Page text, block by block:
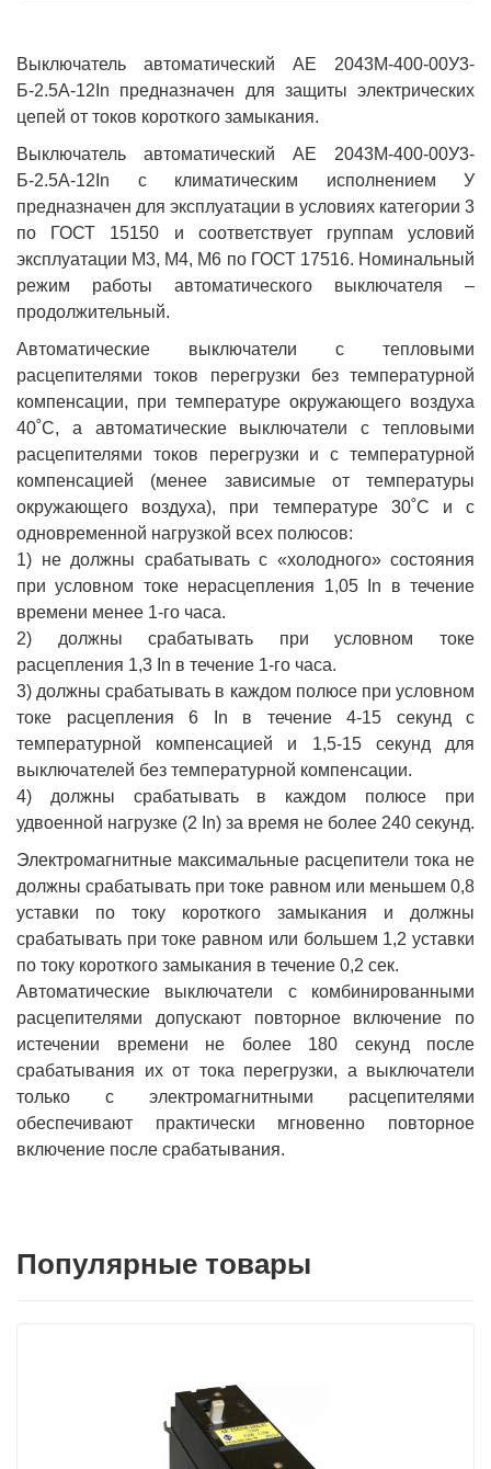
Выключатель автоматический АЕ 2043М-400-00У3-
Б-2.5А-12In предназначен для защиты электрических
цепей от токов короткого замыкания.
Выключатель автоматический АЕ 2043М-400-00У3-
Б-2.5А-12In с климатическим исполнением У
предназначен для эксплуатации в условиях категории 3
по ГОСТ 15150 и соответствует группам условий
эксплуатации М3, М4, М6 по ГОСТ 17516. Номинальный
режим работы автоматического выключателя –
продолжительный.
Автоматические выключатели с тепловыми
расцепителями токов перегрузки без температурной
компенсации, при температуре окружающего воздуха
40˚С, а автоматические выключатели с тепловыми
расцепителями токов перегрузки и с температурной
компенсацией (менее зависимые от температуры
окружающего воздуха), при температуре 30˚С и с
одновременной нагрузкой всех полюсов:
1) не должны срабатывать с «холодного» состояния
при условном токе нерасцепления 1,05 In в течение
времени менее 1-го часа.
2) должны срабатывать при условном токе
расцепления 1,3 In в течение 1-го часа.
3) должны срабатывать в каждом полюсе при условном
токе расцепления 6 In в течение 4-15 секунд с
температурной компенсацией и 1,5-15 секунд для
выключателей без температурной компенсации.
4) должны срабатывать в каждом полюсе при
удвоенной нагрузке (2 In) за время не более 240 секунд.
Электромагнитные максимальные расцепители тока не
должны срабатывать при токе равном или меньшем 0,8
уставки по току короткого замыкания и должны
срабатывать при токе равном или большем 1,2 уставки
по току короткого замыкания в течение 0,2 сек.
Автоматические выключатели с комбинированными
расцепителями допускают повторное включение по
истечении времени не более 180 секунд после
срабатывания их от тока перегрузки, а выключатели
только с электромагнитными расцепителями
обеспечивают практически мгновенно повторное
включение после срабатывания.
Популярные товары